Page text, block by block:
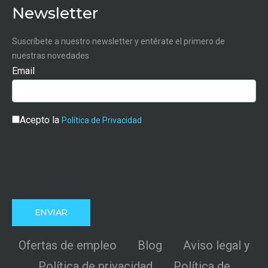
Newsletter
Suscríbete a nuestro newsletter y entérate el primero de
nuestras novedades
Email
Acepto la Política de Privacidad
Ofertas de empleo Blog
Aviso legal y